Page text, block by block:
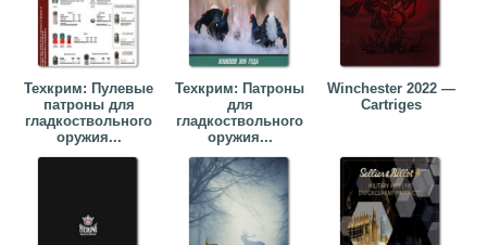
Техкрим: Пулевые
патроны для
гладкоствольного
оружия...
Техкрим: Патроны
для
гладкоствольного
оружия...
Winchester 2022 —
Cartriges